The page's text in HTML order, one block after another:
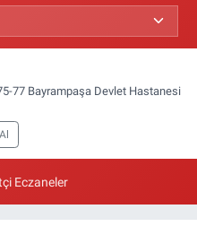
77 Bayrampaşa Devlet Hastanesi
Eczaneler